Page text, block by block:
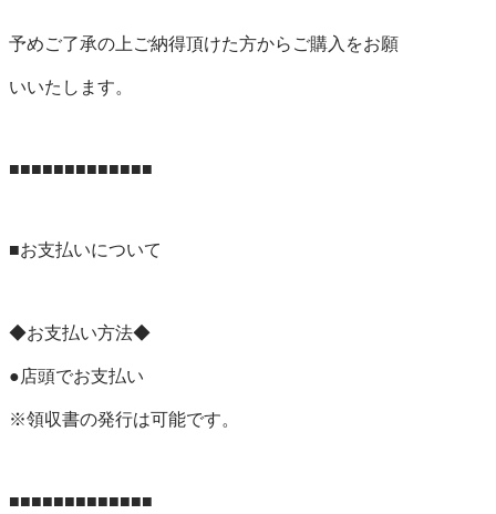
予めご了承の上ご納得頂けた方からご購入をお願
いいたします。
■■■■■■■■■■■■■
■お支払いについて
◆お支払い方法◆
●店頭でお支払い
※領収書の発行は可能です。
■■■■■■■■■■■■■